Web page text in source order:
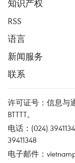
知识产权
RSS
语言
新闻服务
联系
许可证号：信息与
BTTTT。
电话：(024)
39411348
电子邮件：